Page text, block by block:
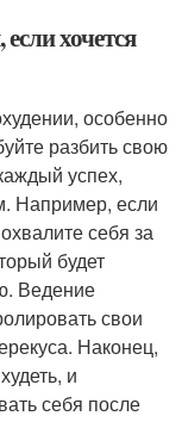
хочется
особенно
разбить свою
успех,
Например, если
себя за
будет
Ведение
свои
Наконец,
и
себя после